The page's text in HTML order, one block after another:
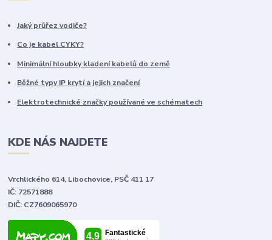
Jaký průřez vodiče?
Co je kabel CYKY?
Minimální hloubky kladení kabelů do země
Běžné typy IP krytí a jejich značení
Elektrotechnické značky používané ve schématech
KDE NÁS NAJDETE
Vrchlického 614, Libochovice, PSČ 411 17
IČ: 72571888
DIČ: CZ7609065970